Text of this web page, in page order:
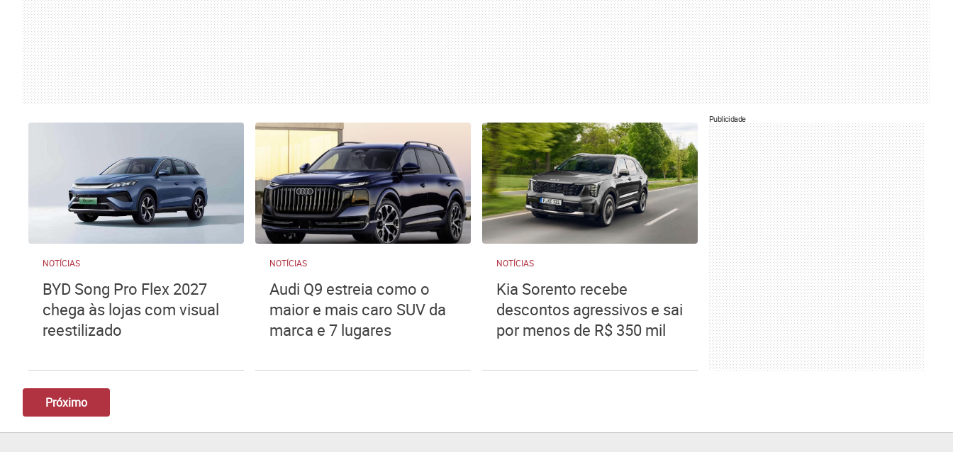
NOTÍCIAS
BYD Song Pro Flex 2027
chega às lojas com visual
reestilizado
NOTÍCIAS
Audi Q9 estreia como o
maior e mais caro SUV da
marca e 7 lugares
NOTÍCIAS
Kia Sorento recebe
descontos agressivos e sai
por menos de R$ 350 mil
Publicidade
Próximo